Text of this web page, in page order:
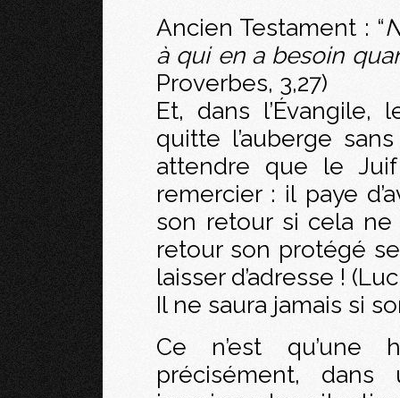
Ancien Testament : “
à qui en a besoin
Proverbes, 3,27)
Et, dans l’Évangile,
quitte l’auberge
attendre que le
remercier : il paye
son retour si cela ne
retour son protégé
laisser d’adresse !
Il ne saura jamais si
Ce n’est qu’une
précisément, dans